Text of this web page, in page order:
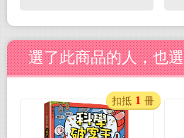
選了此商品的人，也選
扣抵 1 冊